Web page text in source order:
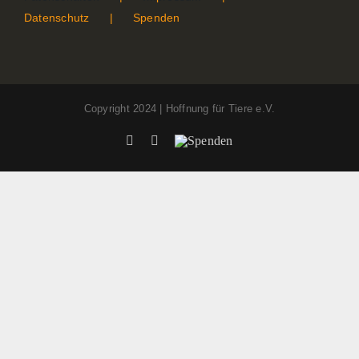
Datenschutz
Spenden
Copyright 2024 | Hoffnung für Tiere e.V.
FacebookInstagram
Spenden